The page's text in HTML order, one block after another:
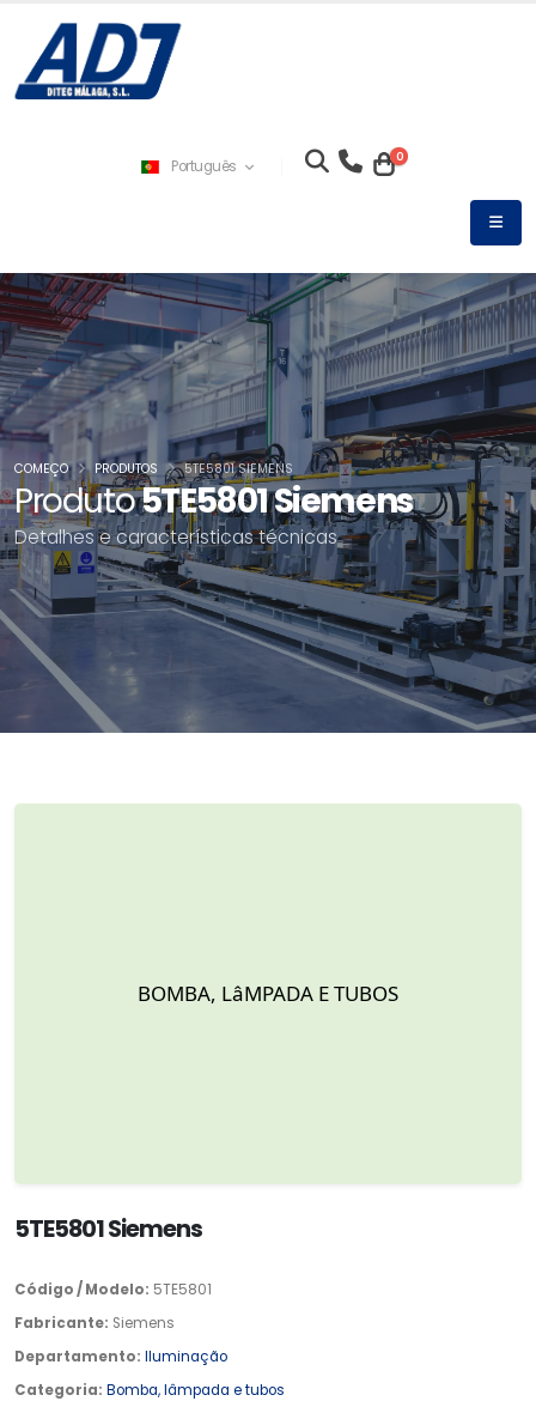
Português 0
Produto5TE5801 Siemens
Detalhes e características técnicas
COMEÇO PRODUTOS 5TE5801 SIEMENS
5TE5801 Siemens
Código / Modelo: 5TE5801
Fabricante: Siemens
Departamento: Iluminação
Categoria: Bomba, lâmpada e tubos